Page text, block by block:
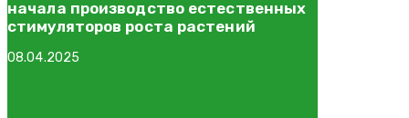
начала производство естественных
стимуляторов роста растений
08.04.2025